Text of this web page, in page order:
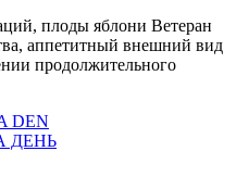
плоды яблони Ветеран
аппетитный внешний вид
продолжительного
ДЕНЬ